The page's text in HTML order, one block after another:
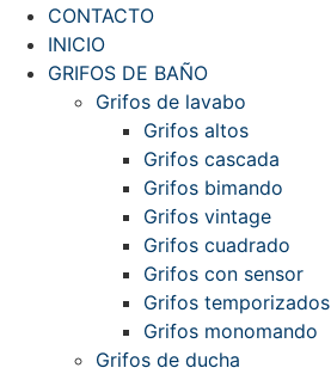
CONTACTO
INICIO
GRIFOS DE BAÑO
Grifos de lavabo
Grifos altos
Grifos cascada
Grifos bimando
Grifos vintage
Grifos cuadrado
Grifos con sensor
Grifos temporizados
Grifos monomando
Grifos de ducha